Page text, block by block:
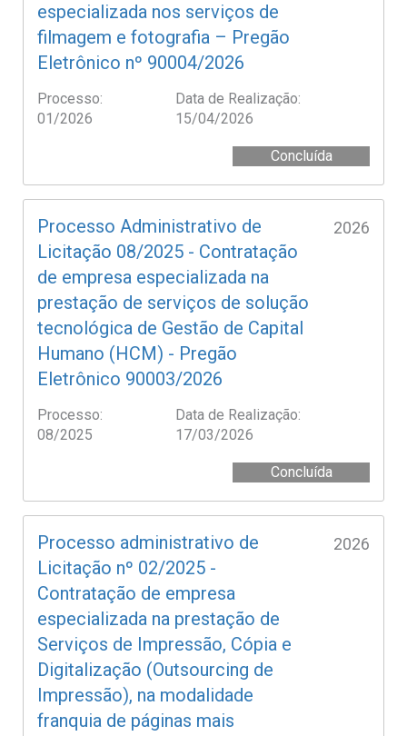
especializada nos serviços de
filmagem e fotografia – Pregão
Eletrônico nº 90004/2026
Processo:
01/2026
Data de Realização:
15/04/2026
Concluída
Processo Administrativo de
Licitação 08/2025 - Contratação
de empresa especializada na
prestação de serviços de solução
tecnológica de Gestão de Capital
Humano (HCM) - Pregão
Eletrônico 90003/2026
2026
Processo:
08/2025
Data de Realização:
17/03/2026
Concluída
Processo administrativo de
Licitação nº 02/2025 -
Contratação de empresa
especializada na prestação de
Serviços de Impressão, Cópia e
Digitalização (Outsourcing de
Impressão), na modalidade
franquia de páginas mais
2026